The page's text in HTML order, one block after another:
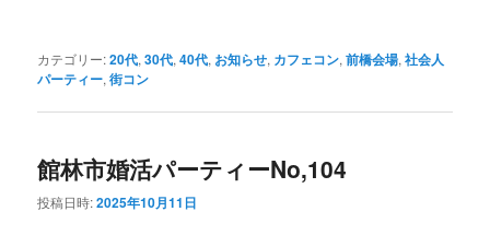
カテゴリー:20代,30代,40代, お知らせ, カフェコン,前橋会場,社会人
パーティー,街コン
館林市婚活パーティーNo,104
投稿日時:2025年10月11日